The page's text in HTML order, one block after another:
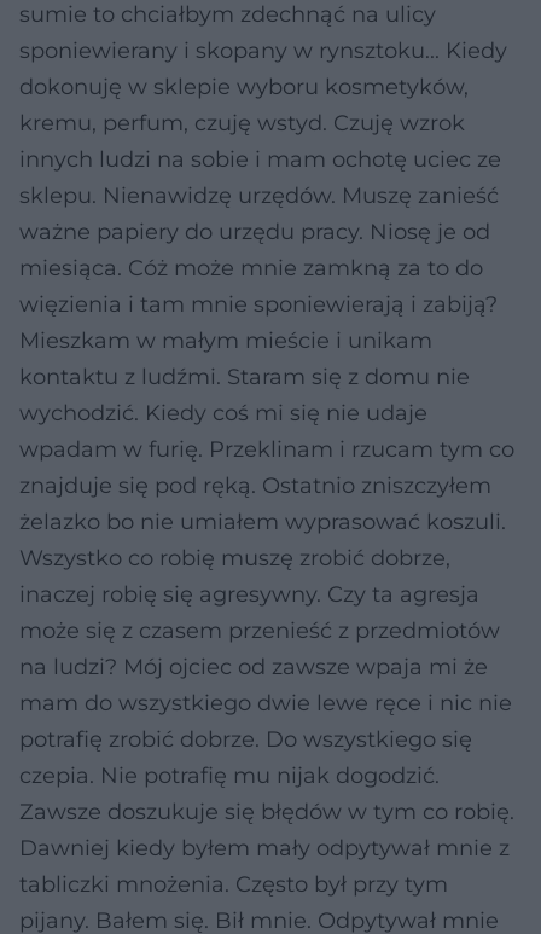
sumie to chciałbym zdechnąć na ulicy
sponiewierany i skopany w rynsztoku... Kiedy
dokonuję w sklepie wyboru kosmetyków,
kremu, perfum, czuję wstyd. Czuję wzrok
innych ludzi na sobie i mam ochotę uciec ze
sklepu. Nienawidzę urzędów. Muszę zanieść
ważne papiery do urzędu pracy. Niosę je od
miesiąca. Cóż może mnie zamkną za to do
więzienia i tam mnie sponiewierają i zabiją?
Mieszkam w małym mieście i unikam
kontaktu z ludźmi. Staram się z domu nie
wychodzić. Kiedy coś mi się nie udaje
wpadam w furię. Przeklinam i rzucam tym co
znajduje się pod ręką. Ostatnio zniszczyłem
żelazko bo nie umiałem wyprasować koszuli.
Wszystko co robię muszę zrobić dobrze,
inaczej robię się agresywny. Czy ta agresja
może się z czasem przenieść z przedmiotów
na ludzi? Mój ojciec od zawsze wpaja mi że
mam do wszystkiego dwie lewe ręce i nic nie
potrafię zrobić dobrze. Do wszystkiego się
czepia. Nie potrafię mu nijak dogodzić.
Zawsze doszukuje się błędów w tym co robię.
Dawniej kiedy byłem mały odpytywał mnie z
tabliczki mnożenia. Często był przy tym
pijany. Bałem się. Bił mnie. Odpytywał mnie